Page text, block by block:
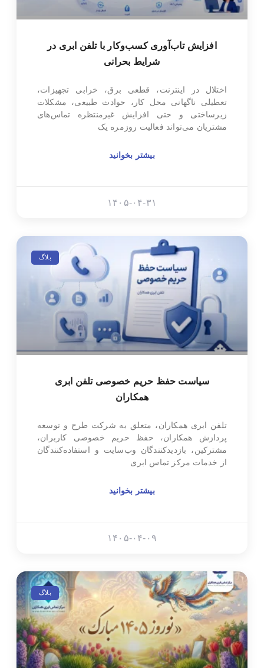
افزایش تاب‌آوری کسب‌وکار با تلفن ابری در
شرایط بحرانی
اختلال در اینترنت، قطعی برق، خرابی تجهیزات،
تعطیلی ناگهانی محل کار، حوادث طبیعی، مشکلات
زیرساختی و حتی افزایش غیرمنتظره تماس‌های
مشتریان می‌تواند فعالیت روزمره یک
بیشتر بخوانید
۱۴۰۵-۰۴-۳۱
بلاگ
سیاست حفظ حریم خصوصی تلفن ابری
همکاران
تلفن ابری همکاران، متعلق به شرکت طرح و توسعه
پردازش همکاران، حفظ حریم خصوصی کاربران،
مشترکین، بازدیدکنندگان وب‌سایت و استفاده‌کنندگان
از خدمات مرکز تماس ابری
بیشتر بخوانید
۱۴۰۵-۰۴-۰۹
بلاگ